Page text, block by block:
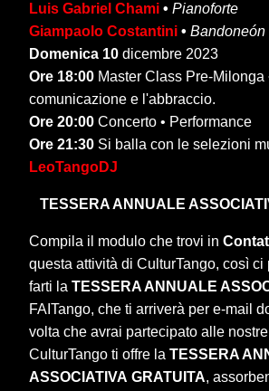
Luis Gabriel Chami •Pianoforte
Giampaolo Costantini •Bandoneón
Domenica 10 dicembre 2023
Ore 18:00 Master Class Pre-Milonga
comunicazione e l'abbraccio.
Ore 20:00 Concerto • Performance
Ore 21:30 Si balla con le selezioni
LeoTangoDJ
TESSERA ANNUALE
Compila il modulo che trovi in
questa attività di CulturTango, così ci
farti laTESSERA ANNUALE
FAITango, che ti arriverà per e-mail
volta che avrai partecipato alle
CulturTango ti offre laTESSERA
ASSOCIATIVA GRATUITA,